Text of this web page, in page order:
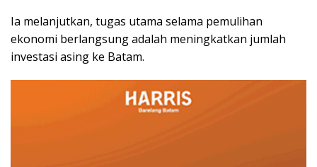
Ia melanjutkan, tugas utama selama pemulihan
ekonomi berlangsung adalah meningkatkan jumlah
investasi asing ke Batam.